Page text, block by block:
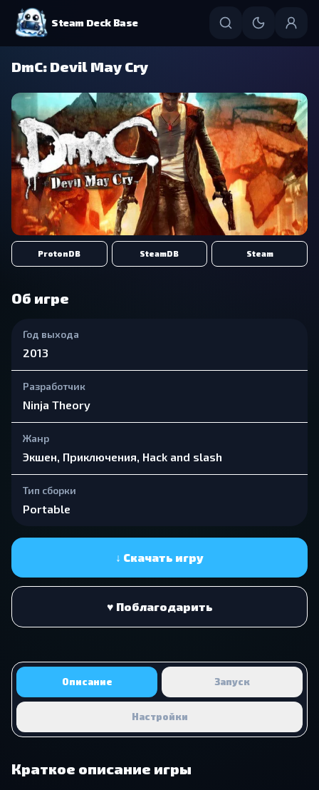
Steam Deck Base
DmC: Devil May Cry
ProtonDB SteamDB Steam
Об игре
Год выхода
2013
Разработчик
Ninja Theory
Жанр
Экшен, Приключения, Hack and slash
Тип сборки
Portable
↓ Скачать игру
♥ Поблагодарить
Описание Запуск
Настройки
Краткое описание игры